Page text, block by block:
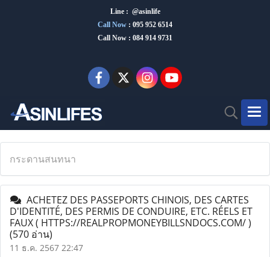
Line : @asinlife
Call Now : 095 952 6514
Call Now : 084 914 9731
กระดานสนทนา
ACHETEZ DES PASSEPORTS CHINOIS, DES CARTES
D'IDENTITÉ, DES PERMIS DE CONDUIRE, ETC. RÉELS ET
FAUX ( HTTPS://REALPROPMONEYBILLSNDOCS.COM/ )
(570 อ่าน)
11 ธ.ค. 2567 22:47